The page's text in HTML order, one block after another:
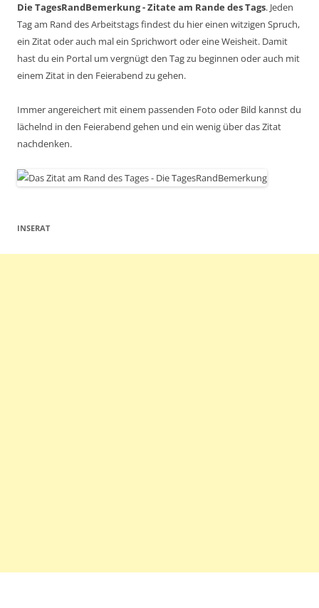
Die TagesRandBemerkung - Zitate am Rande des Tags. Jeden
Tag am Rand des Arbeitstags findest du hier einen witzigen Spruch,
ein Zitat oder auch mal ein Sprichwort oder eine Weisheit. Damit
hast du ein Portal um vergnügt den Tag zu beginnen oder auch mit
einem Zitat in den Feierabend zu gehen.
Immer angereichert mit einem passenden Foto oder Bild kannst du
lächelnd in den Feierabend gehen und ein wenig über das Zitat
nachdenken.
INSERAT